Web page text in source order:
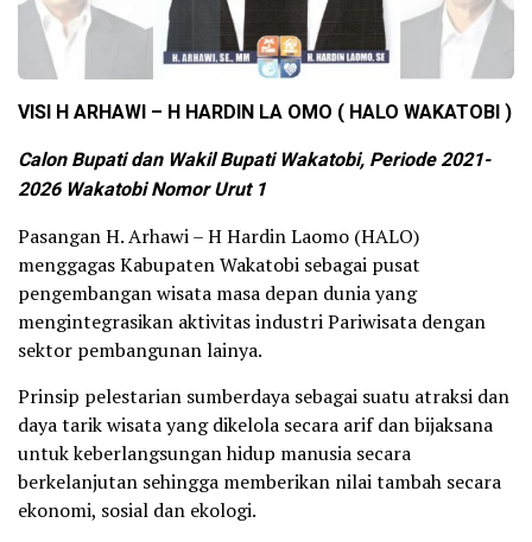
VISI H ARHAWI – H HARDIN LA OMO ( HALO WAKATOBI )
Calon Bupati dan Wakil Bupati Wakatobi, Periode 2021-
2026 Wakatobi Nomor Urut 1
Pasangan H. Arhawi – H Hardin Laomo (HALO)
menggagas Kabupaten Wakatobi sebagai pusat
pengembangan wisata masa depan dunia yang
mengintegrasikan aktivitas industri Pariwisata dengan
sektor pembangunan lainya.
Prinsip pelestarian sumberdaya sebagai suatu atraksi dan
daya tarik wisata yang dikelola secara arif dan bijaksana
untuk keberlangsungan hidup manusia secara
berkelanjutan sehingga memberikan nilai tambah secara
ekonomi, sosial dan ekologi.